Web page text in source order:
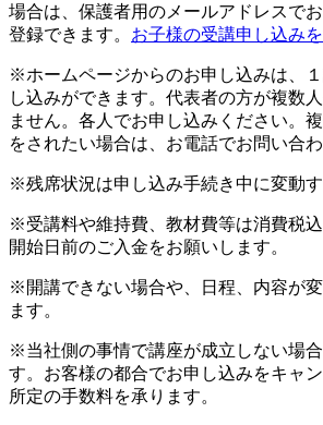
場合は、保護者用のメールアドレスで
登録できます。 お子様の受講申し込み
※ホームページからのお申し込みは、
し込みができます。代表者の方が複数
ません。各人でお申し込みください。
をされたい場合は、お電話でお問い合わ
※残席状況は申し込み手続き中に変動す
※受講料や維持費、教材費等は消費税
開始日前のご入金をお願いします。
※開講できない場合や、日程、内容が
ます。
※当社側の事情で講座が成立しない場
す。お客様の都合でお申し込みをキャ
所定の手数料を承ります。